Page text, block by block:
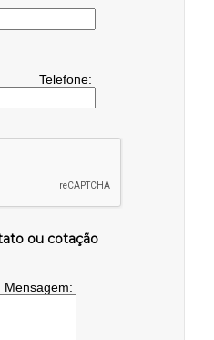
Telefone:
ou cotação
Mensagem: